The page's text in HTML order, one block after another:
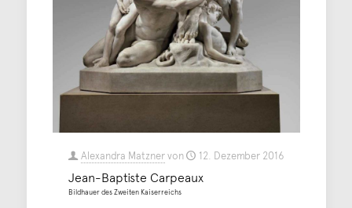
Alexandra Matznervon 12. Dezember 2016
Jean-Baptiste Carpeaux
Bildhauer des Zweiten Kaiserreichs